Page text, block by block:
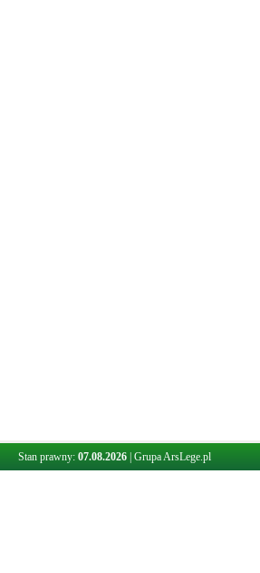
Stan prawny: 07.08.2026 Grupa ArsLege.pl